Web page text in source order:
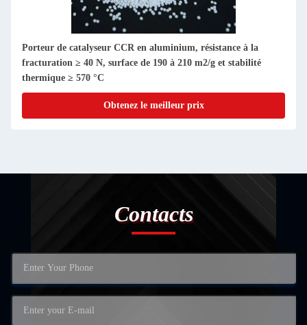
Porteur de catalyseur CCR en aluminium, résistance à la
fracturation ≥ 40 N, surface de 190 à 210 m2/g et stabilité
thermique ≥ 570 °C
Obtenez le meilleur prix
Contacts